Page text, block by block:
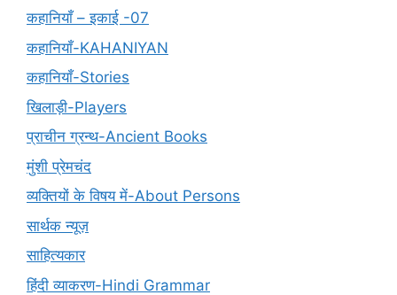
कहानियाँ – इकाई -07
कहानियाँ-KAHANIYAN
कहानियाँ-Stories
खिलाड़ी-Players
प्राचीन ग्रन्थ-Ancient Books
मुंशी प्रेमचंद
व्यक्तियों के विषय में-About Persons
सार्थक न्यूज़
साहित्यकार
हिंदी व्याकरण-Hindi Grammar